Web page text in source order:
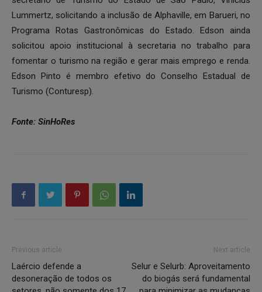
Lummertz, solicitando a inclusão de Alphaville, em Barueri, no
Programa Rotas Gastronômicas do Estado. Edson ainda
solicitou apoio institucional à secretaria no trabalho para
fomentar o turismo na região e gerar mais emprego e renda.
Edson Pinto é membro efetivo do Conselho Estadual de
Turismo (Conturesp).
Fonte: SinHoRes
Previous article
Laércio defende a
desoneração de todos os
Next article
Selur e Selurb: Aproveitamento
do biogás será fundamental